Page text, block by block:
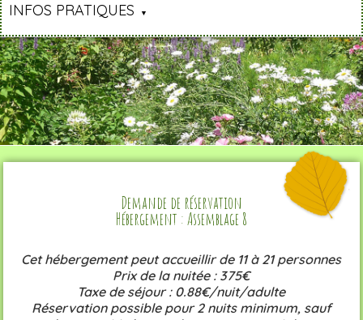
INFOS PRATIQUES
Demande de réservation
Hébergement : Assemblage 8
Cet hébergement peut accueillir de 11 à 21 personnes
Prix de la nuitée : 375€
Taxe de séjour : 0.88€/nuit/adulte
Réservation possible pour 2 nuits minimum, sauf